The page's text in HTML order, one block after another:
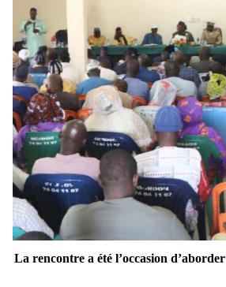
La rencontre a été l’occasion